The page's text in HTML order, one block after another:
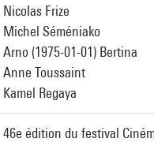
Nicolas Frize
Michel Séméniako
Arno (1975-01-01) Bertina
Anne Toussaint
Kamel Regaya
46e édition du festival